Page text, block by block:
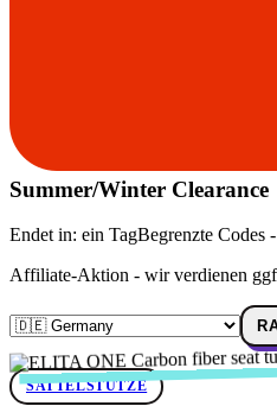
Summer/Winter Clearance
Endet in: ein TagBegrenzte Codes
Affiliate-Aktion - wir verdienen
SATTELSTÜTZE